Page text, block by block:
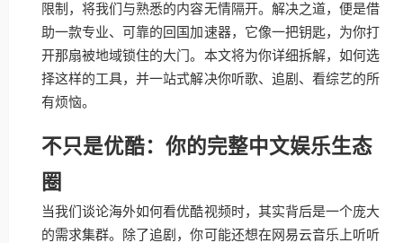
限制，将我们与熟悉的内容无情隔开。解决之道，便是借
助一款专业、可靠的回国加速器，它像一把钥匙，为你打
开那扇被地域锁住的大门。本文将为你详细拆解，如何选
择这样的工具，并一站式解决你听歌、追剧、看综艺的所
有烦恼。
不只是优酷：你的完整中文娱乐生态
圈
当我们谈论海外如何看优酷视频时，其实背后是一个庞大
的需求集群。除了追剧，你可能还想在网易云音乐上听听